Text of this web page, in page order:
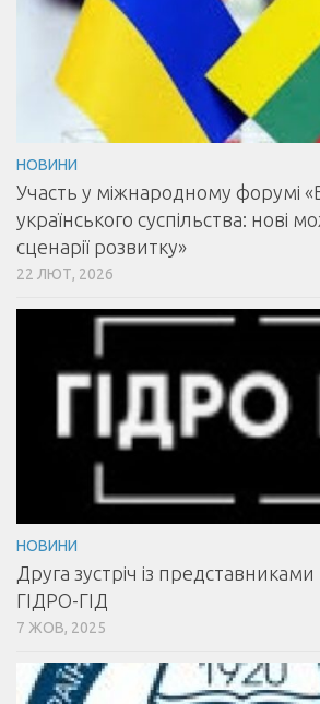
НОВИНИ
Участь у міжнародному форумі
українського суспільства: нові
сценарії розвитку»
22 ЛЮТ, 2026
НОВИНИ
Друга зустріч із
ГІДРО-ГІД
7 ЖОВ, 2025